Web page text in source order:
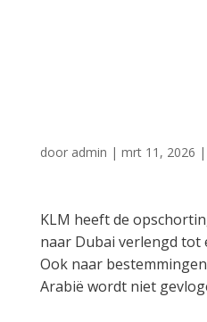
door admin | mrt 11, 2026 |
KLM heeft de
naar Dubai verlengd tot
Ook naar
Arabië wordt niet